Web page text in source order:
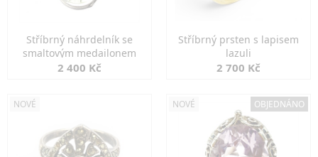
Stříbrný náhrdelník se
smaltovým medailonem
2 400 Kč
Stříbrný prsten s lapisem
lazuli
2 700 Kč
NOVÉ NOVÉ OBJEDNÁNO